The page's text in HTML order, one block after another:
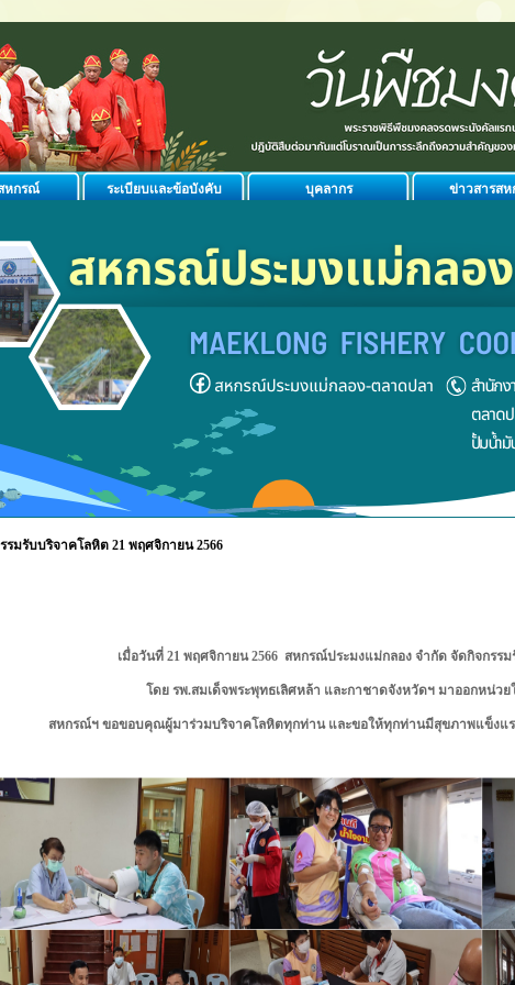
หกรณ์ ระเบียบเเละข้อบังคับ บุคลากร ข่าวสารส
รมรับบริจาคโลหิต 21 พฤศจิกายน 2566
เมื่อวันที่ 21 พฤศจิกายน 2566 สหกรณ์ประมงแม่กลอง จำกัด จัดกิจกรร
โดย รพ.สมเด็จพระพุทธเลิศหล้า และกาชาดจังหวัดฯ มาออกหน่วย
สหกรณ์ฯ ขอขอบคุณผู้มาร่วมบริจาคโลหิตทุกท่าน และขอให้ทุกท่านมีสุขภาพแข็งแ